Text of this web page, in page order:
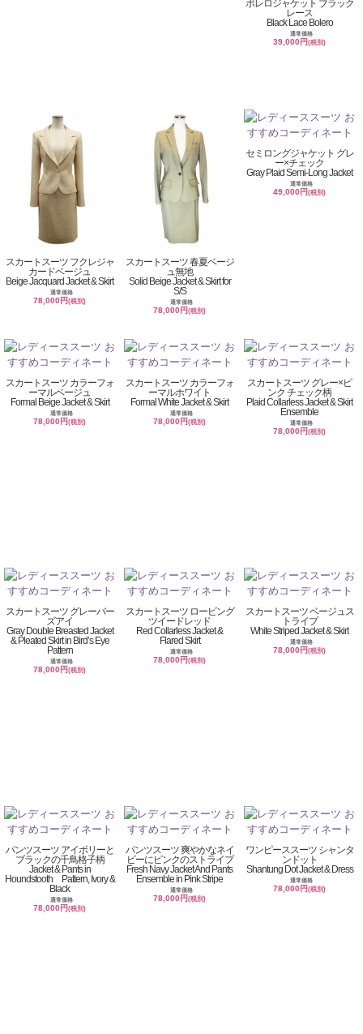
ボレロジャケット ブラック
レース
Black Lace Bolero
通常価格
39,000円(税別)
スカートスーツ フクレジャ
カードベージュ
Beige Jacquard Jacket & Skirt
通常価格
78,000円(税別)
スカートスーツ 春夏ベージ
ュ無地
Solid Beige Jacket & Skirt for
S/S
通常価格
78,000円(税別)
セミロングジャケット グレ
ー×チェック
Gray Plaid Semi-Long Jacket
通常価格
49,000円(税別)
スカートスーツ カラーフォ
ーマルベージュ
Formal Beige Jacket & Skirt
通常価格
78,000円(税別)
スカートスーツ カラーフォ
ーマルホワイト
Formal White Jacket & Skirt
通常価格
78,000円(税別)
スカートスーツ グレー×ピ
ンク チェック柄
Plaid Collarless Jacket & Skirt
Ensemble
通常価格
78,000円(税別)
スカートスーツ グレーバー
ズアイ
Gray Double Breasted Jacket
& Pleated Skirt in Bird’s Eye
Pattern
通常価格
78,000円(税別)
スカートスーツ ロービング
ツイードレッド
Red Collarless Jacket &
Flared Skirt
通常価格
78,000円(税別)
スカートスーツ ベージュス
トライプ
White Striped Jacket & Skirt
通常価格
78,000円(税別)
パンツスーツ アイボリーと
ブラックの千鳥格子柄
Jacket & Pants in
Houndstooth Pattern, Ivory &
Black
通常価格
78,000円(税別)
パンツスーツ 爽やかなネイ
ビーにピンクのストライプ
Fresh Navy Jacket And Pants
Ensemble in Pink Stripe
通常価格
78,000円(税別)
ワンピーススーツ シャンタ
ンドット
Shantung Dot Jacket & Dress
通常価格
78,000円(税別)